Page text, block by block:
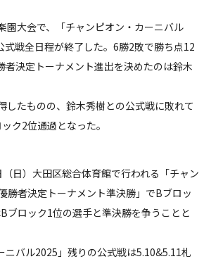
園大会で、「チャンピオン・カーニバル
式戦全日程が終了した。6勝2敗で勝ち点12
者決定トーナメント進出を決めたのは鈴木
したものの、鈴木秀樹との公式戦に敗れて
ク2位通過となった。
日）大田区総合体育館で行われる「チャン
勝者決定トーナメント準決勝」でBブロッ
ブロック1位の選手と準決勝を争うことと
ニバル2025」残りの公式戦は5.10&5.11札